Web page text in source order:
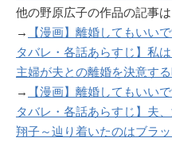
他の野原広子の作品の記事
→
【漫画】離婚してもいい
タバレ・各話あらすじ】私
主婦が夫との離婚を決意す
→
【漫画】離婚してもいい
タバレ・各話あらすじ】夫
翔子～辿り着いたのはブラ